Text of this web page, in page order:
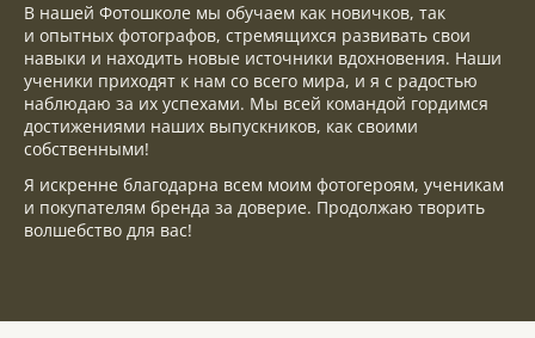
В нашей Фотошколе мы обучаем как новичков, так
и опытных фотографов, стремящихся развивать свои
навыки и находить новые источники вдохновения. Наши
ученики приходят к нам со всего мира, и я с радостью
наблюдаю за их успехами. Мы всей командой гордимся
достижениями наших выпускников, как своими
собственными!
Я искренне благодарна всем моим фотогероям, ученикам
и покупателям бренда за доверие. Продолжаю творить
волшебство для вас!